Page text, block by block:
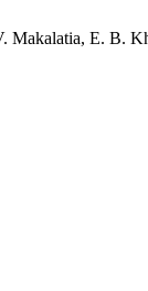
Makalatia, E. B.